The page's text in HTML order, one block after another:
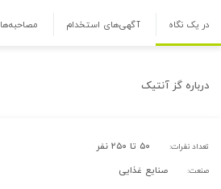
در یک نگاه آگهی‌های استخدام مصاحبه‌ها
درباره گز آنتیک
تعداد نفرات: ۵۰ تا ۲۵۰ نفر
صنعت: صنایع غذایی